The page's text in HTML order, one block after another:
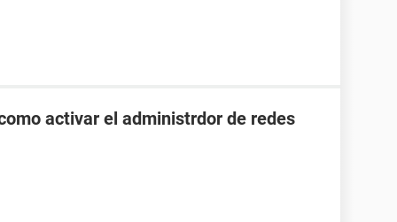
activar el administrdor de redes